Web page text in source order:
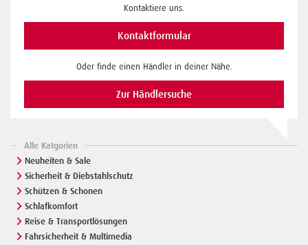
Kontaktiere uns.
Kontaktformular
Oder finde einen Händler in deiner Nähe.
Zur Händlersuche
Alle Katgorien
Neuheiten & Sale
Sicherheit & Diebstahlschutz
Schützen & Schonen
Schlafkomfort
Reise & Transportlösungen
Fahrsicherheit & Multimedia